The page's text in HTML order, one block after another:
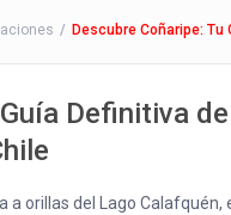
Descubre Coñaripe:
Definitiva
a orillas del Lago